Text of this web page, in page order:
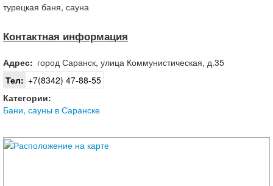
турецкая баня, сауна
Контактная информация
Адрес: город Саранск, улица Коммунистическая, д.35
Тел: +7(8342) 47-88-55
Категории:
Бани, сауны в Саранске